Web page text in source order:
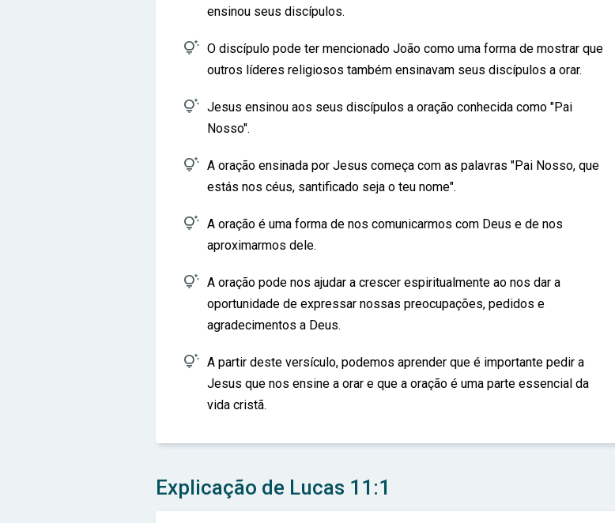
ensinou seus discípulos.
 O discípulo pode ter mencionado João como uma forma de mostrar que
outros líderes religiosos também ensinavam seus discípulos a orar.
 Jesus ensinou aos seus discípulos a oração conhecida como "Pai
Nosso".
 A oração ensinada por Jesus começa com as palavras "Pai Nosso, que
estás nos céus, santificado seja o teu nome".
 A oração é uma forma de nos comunicarmos com Deus e de nos
aproximarmos dele.
 A oração pode nos ajudar a crescer espiritualmente ao nos dar a
oportunidade de expressar nossas preocupações, pedidos e
agradecimentos a Deus.
 A partir deste versículo, podemos aprender que é importante pedir a
Jesus que nos ensine a orar e que a oração é uma parte essencial da
vida cristã.
Explicação de Lucas 11:1